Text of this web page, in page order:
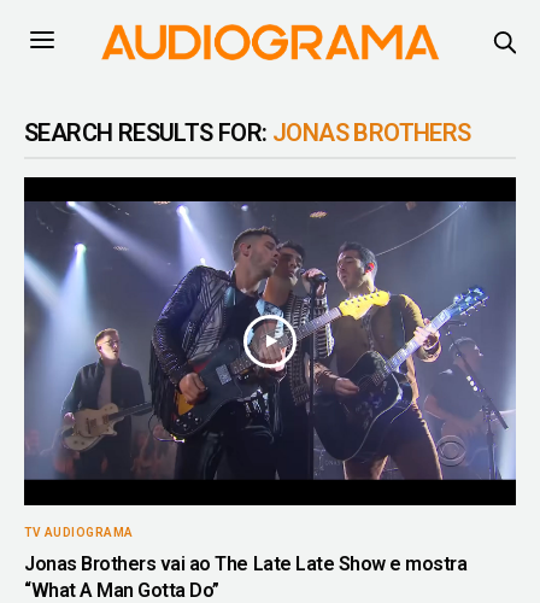
SEARCH RESULTS FOR: JONAS BROTHERS
TV AUDIOGRAMA
Jonas Brothers vai ao The Late Late Show e mostra
“What A Man Gotta Do”